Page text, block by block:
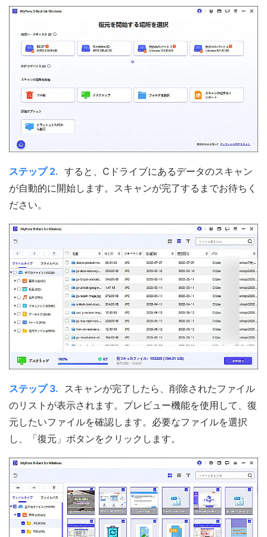
ステップ 2. すると、Cドライブにあるデータのスキャン
が自動的に開始します。スキャンが完了するまでお待ちく
ださい。
ステップ 3.
スキャンが完了したら、削除されたファイル
のリストが表示されます。プレビュー機能を使用して、復
元したいファイルを確認します。必要なファイルを選択
し、「復元」ボタンをクリックします。